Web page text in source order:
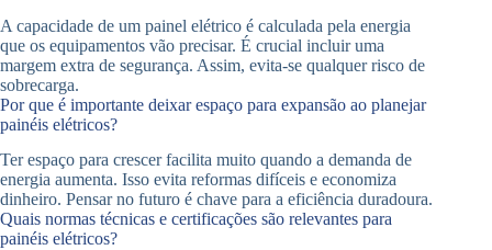
A capacidade de um painel elétrico é calculada pela energia
que os equipamentos vão precisar. É crucial incluir uma
margem extra de segurança. Assim, evita-se qualquer risco de
sobrecarga.
Por que é importante deixar espaço para expansão ao planejar
painéis elétricos?
Ter espaço para crescer facilita muito quando a demanda de
energia aumenta. Isso evita reformas difíceis e economiza
dinheiro. Pensar no futuro é chave para a eficiência duradoura.
Quais normas técnicas e certificações são relevantes para
painéis elétricos?